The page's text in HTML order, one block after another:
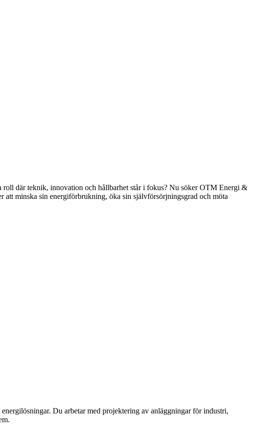
där teknik, innovation och hållbarhet står i fokus? Nu söker OTM Energi &
minska sin energiförbrukning, öka sin självförsörjningsgrad och möta
Du arbetar med projektering av anläggningar för industri,